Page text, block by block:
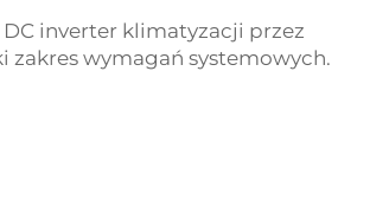
inverter klimatyzacji przez
zakres wymagań systemowych.